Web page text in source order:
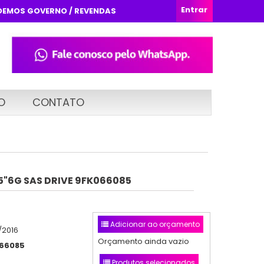
Entrar
GOVERNO / REVENDAS
CONTATO
SAS DRIVE 9FK066085
Adicionar ao orçamento
Orçamento ainda vazio